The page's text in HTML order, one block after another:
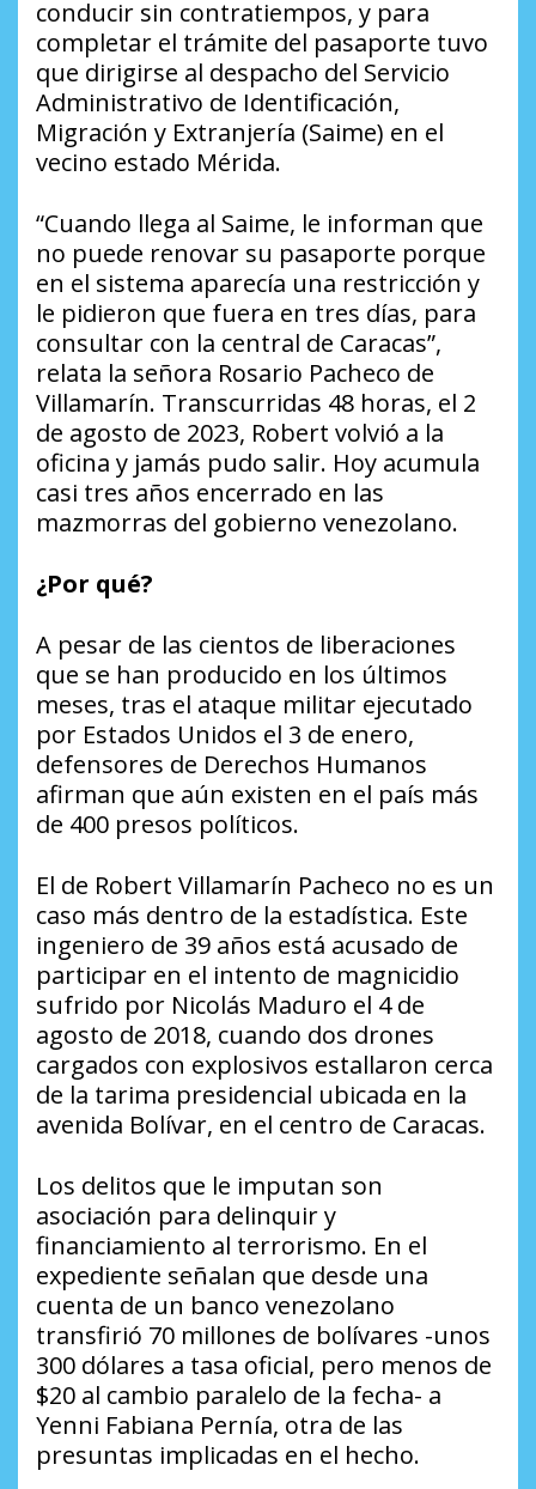
conducir sin contratiempos, y para
completar el trámite del pasaporte tuvo
que dirigirse al despacho del Servicio
Administrativo de Identificación,
Migración y Extranjería (Saime) en el
vecino estado Mérida.
“Cuando llega al Saime, le informan que
no puede renovar su pasaporte porque
en el sistema aparecía una restricción y
le pidieron que fuera en tres días, para
consultar con la central de Caracas”,
relata la señora Rosario Pacheco de
Villamarín. Transcurridas 48 horas, el 2
de agosto de 2023, Robert volvió a la
oficina y jamás pudo salir. Hoy acumula
casi tres años encerrado en las
mazmorras del gobierno venezolano.
¿Por qué?
A pesar de las cientos de liberaciones
que se han producido en los últimos
meses, tras el ataque militar ejecutado
por Estados Unidos el 3 de enero,
defensores de Derechos Humanos
afirman que aún existen en el país más
de 400 presos políticos.
El de Robert Villamarín Pacheco no es un
caso más dentro de la estadística. Este
ingeniero de 39 años está acusado de
participar en el intento de magnicidio
sufrido por Nicolás Maduro el 4 de
agosto de 2018, cuando dos drones
cargados con explosivos estallaron cerca
de la tarima presidencial ubicada en la
avenida Bolívar, en el centro de Caracas.
Los delitos que le imputan son
asociación para delinquir y
financiamiento al terrorismo. En el
expediente señalan que desde una
cuenta de un banco venezolano
transfirió 70 millones de bolívares -unos
300 dólares a tasa oficial, pero menos de
$20 al cambio paralelo de la fecha- a
Yenni Fabiana Pernía, otra de las
presuntas implicadas en el hecho.